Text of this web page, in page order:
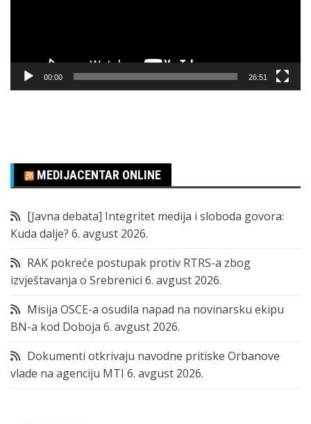
00:00 26:51
MEDIJACENTAR ONLINE
[Javna debata] Integritet medija i sloboda govora:
Kuda dalje? 6. avgust 2026.
RAK pokreće postupak protiv RTRS-a zbog
izvještavanja o Srebrenici 6. avgust 2026.
Misija OSCE-a osudila napad na novinarsku ekipu
BN-a kod Doboja 6. avgust 2026.
Dokumenti otkrivaju navodne pritiske Orbanove
vlade na agenciju MTI 6. avgust 2026.